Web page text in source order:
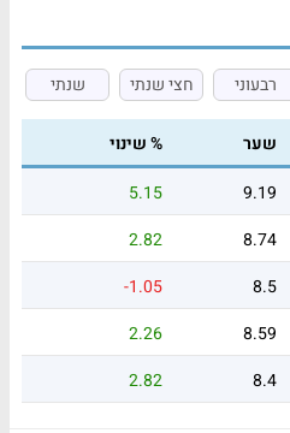
רבעוני חצי שנתי שנתי
שער
% שינוי
9.19
5.15
8.74
2.82
8.5
-1.05
8.59
2.26
8.4
2.82